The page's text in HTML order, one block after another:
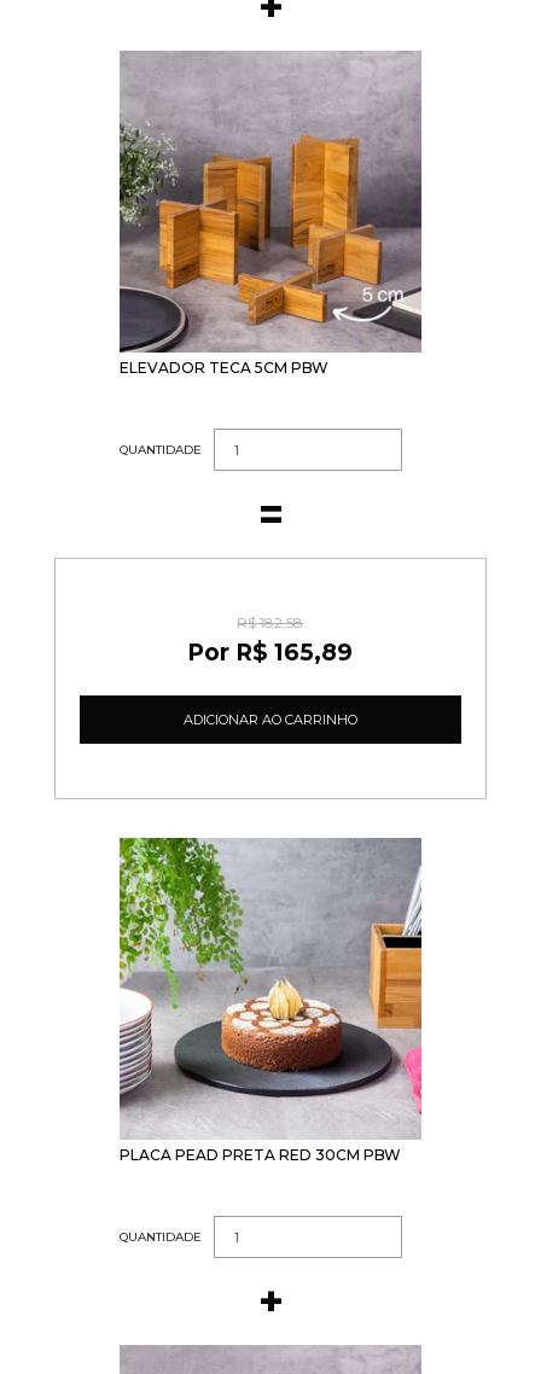
ELEVADOR TECA 5CM PBW
QUANTIDADE
R$ 182,58
R$ 165,89
ADICIONAR AO CARRINHO
PLACA PEAD PRETA RED 30CM PBW
QUANTIDADE